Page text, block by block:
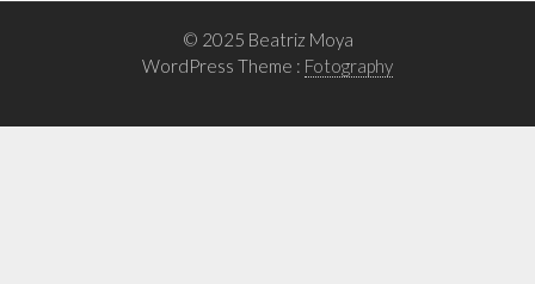
© 2025 Beatriz Moya
WordPress Theme : Fotography